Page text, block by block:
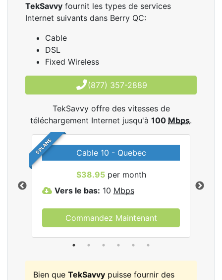
TekSavvy fournit les types de services
Internet suivants dans Berry QC:
Cable
DSL
Fixed Wireless
(877) 357-2889
TekSavvy offre des vitesses de
téléchargement Internet jusqu'à 100 Mbps.
5 PLANS Cable 10 - Quebec
$38.95per month
Vers le bas: 10 Mbps
Commandez Maintenant
Bien que TekSavvy puisse fournir des